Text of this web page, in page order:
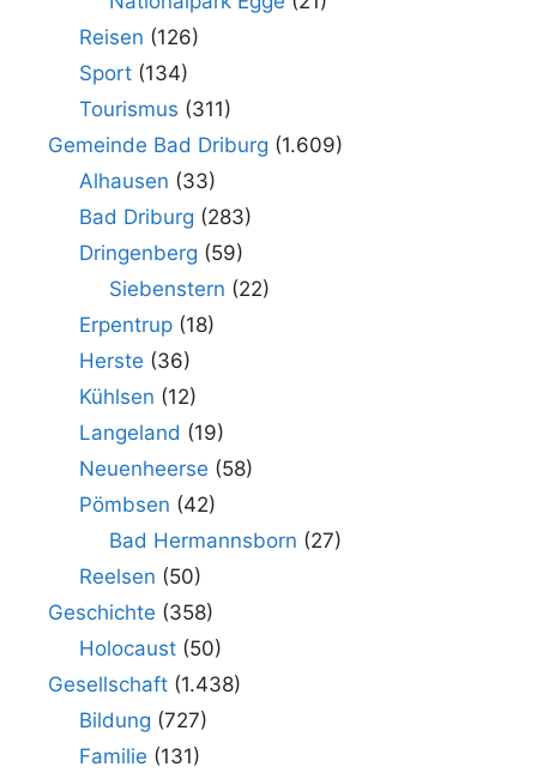
Reisen (126)
Sport(134)
Tourismus (311)
Gemeinde Bad Driburg (1.609)
Alhausen (33)
Bad Driburg (283)
Dringenberg (59)
Siebenstern (22)
Erpentrup(18)
Herste (36)
Kühlsen (12)
Langeland (19)
Neuenheerse (58)
Pömbsen (42)
Bad Hermannsborn (27)
Reelsen (50)
Geschichte (358)
Holocaust(50)
Gesellschaft (1.438)
Bildung (727)
Familie (131)